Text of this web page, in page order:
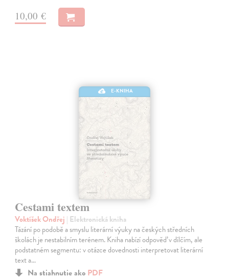
10,00 €
E-KNIHA
Cestami textem
Voktíšek Ondřej | Elektronická kniha
Tázání po podobě a smyslu literární výuky na českých středních
školách je nestabilním terénem. Kniha nabízí odpověď v dílčím, ale
podstatném segmentu: v otázce dovednosti interpretovat literární
text a…
Na stiahnutie ako PDF